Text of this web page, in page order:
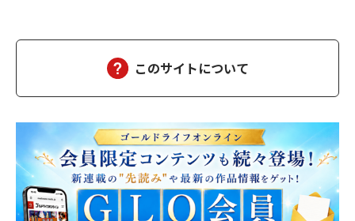
と浸かることができる。このままオフィスには誰も現…
このサイトについて